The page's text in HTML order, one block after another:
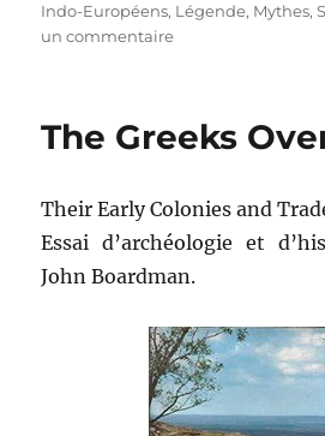
Indo-Européens, Légende, Mythes,
un commentaire
d’une
européenne
The Greeks
Their Early Colonies and
Essai d’archéologie et
John Boardman.